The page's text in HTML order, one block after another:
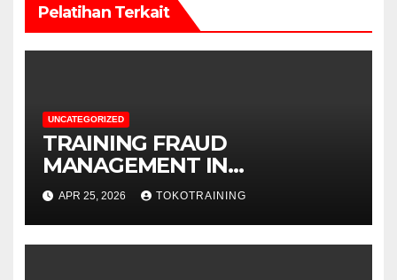
Pelatihan Terkait
UNCATEGORIZED
TRAINING FRAUD
MANAGEMENT IN
TELECOMMUNICATION
BUSINESS
APR 25, 2026 TOKOTRAINING